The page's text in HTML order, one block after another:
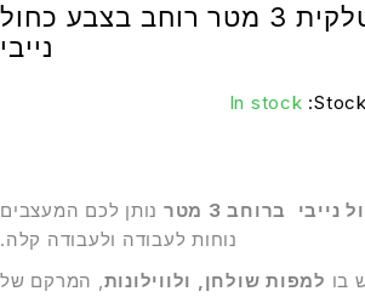
בד קטיפה איטלקית 3 מטר רוחב בצבע כחול
נייבי
In stock
ברוחב 3 מטר
נותן לכם המעצבים
נוחות לעבודה ולעבודה קלה.
בו למפות שולחן, ולווילונות, המרקם של